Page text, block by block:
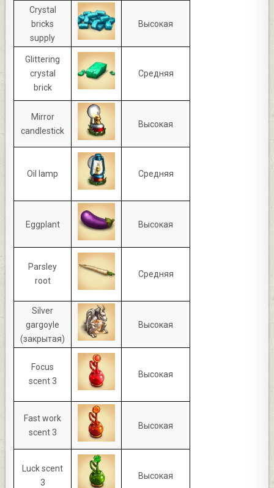
Crystal
bricks
supply
Высокая
Glittering
crystal
brick
Средняя
Mirror
candlestick
Высокая
Oil lamp Средняя
Eggplant Высокая
Parsley
root
Средняя
Silver
gargoyle
(закрытая)
Высокая
Focus
scent 3
Высокая
Fast work
scent 3
Высокая
Luck scent
3
Высокая